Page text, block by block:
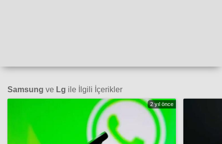
Samsung ve Lg ile İlgili İçerikler
2 yıl önce